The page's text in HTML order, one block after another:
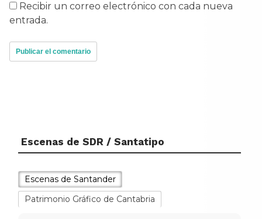
Recibir un correo electrónico con cada nueva
entrada.
Escenas de SDR / Santatipo
Escenas de Santander
Patrimonio Gráfico de Cantabria